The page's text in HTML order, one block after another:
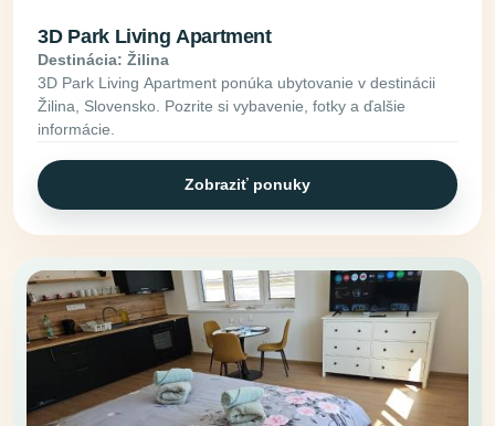
3D Park Living Apartment
Destinácia: Žilina
3D Park Living Apartment ponúka ubytovanie v destinácii
Žilina, Slovensko. Pozrite si vybavenie, fotky a ďalšie
informácie.
Zobraziť ponuky